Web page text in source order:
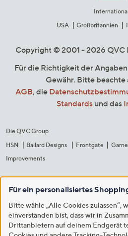
International
USA
Großbritannien
Copyright © 2001 - 2026 QVC
Für die Richtigkeit der
Gewähr. Bitte beachte
AGB, die
Standards und das
Die QVC Group
HSN
Ballard Designs Frontgate
Improvements
Für ein personalisiertes
Bitte wähle „Alle Cookies zulassen“,
einverstanden bist, dass wir in
Drittanbietern auf deinem Endgerät